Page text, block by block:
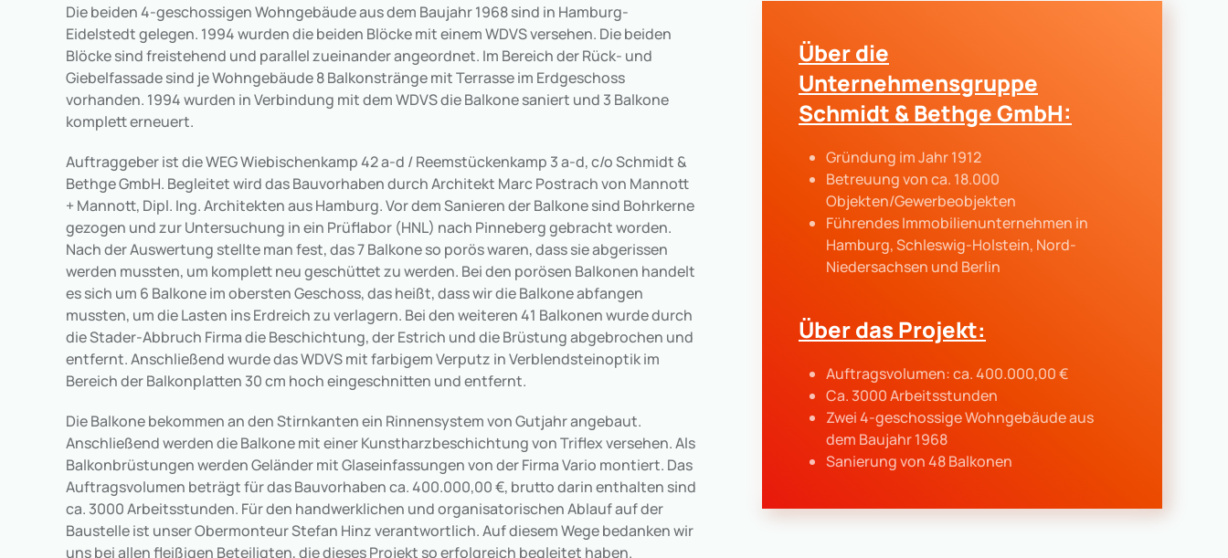
Die beiden 4-geschossigen Wohngebäude aus dem Baujahr 1968 sind in Hamburg-
Eidelstedt gelegen. 1994 wurden die beiden Blöcke mit einem WDVS versehen. Die beiden
Blöcke sind freistehend und parallel zueinander angeordnet. Im Bereich der Rück- und
Giebelfassade sind je Wohngebäude 8 Balkonstränge mit Terrasse im Erdgeschoss
vorhanden. 1994 wurden in Verbindung mit dem WDVS die Balkone saniert und 3 Balkone
komplett erneuert.
Auftraggeber ist die WEG Wiebischenkamp 42 a-d / Reemstückenkamp 3 a-d, c/o Schmidt &
Bethge GmbH. Begleitet wird das Bauvorhaben durch Architekt Marc Postrach von Mannott
+ Mannott, Dipl. Ing. Architekten aus Hamburg. Vor dem Sanieren der Balkone sind Bohrkerne
gezogen und zur Untersuchung in ein Prüflabor (HNL) nach Pinneberg gebracht worden.
Nach der Auswertung stellte man fest, das 7 Balkone so porös waren, dass sie abgerissen
werden mussten, um komplett neu geschüttet zu werden. Bei den porösen Balkonen handelt
es sich um 6 Balkone im obersten Geschoss, das heißt, dass wir die Balkone abfangen
mussten, um die Lasten ins Erdreich zu verlagern. Bei den weiteren 41 Balkonen wurde durch
die Stader-Abbruch Firma die Beschichtung, der Estrich und die Brüstung abgebrochen und
entfernt. Anschließend wurde das WDVS mit farbigem Verputz in Verblendsteinoptik im
Bereich der Balkonplatten 30 cm hoch eingeschnitten und entfernt.
Die Balkone bekommen an den Stirnkanten ein Rinnensystem von Gutjahr angebaut.
Anschließend werden die Balkone mit einer Kunstharzbeschichtung von Triflex versehen. Als
Balkonbrüstungen werden Geländer mit Glaseinfassungen von der Firma Vario montiert. Das
Auftragsvolumen beträgt für das Bauvorhaben ca. 400.000,00 €, brutto darin enthalten sind
ca. 3000 Arbeitsstunden. Für den handwerklichen und organisatorischen Ablauf auf der
Baustelle ist unser Obermonteur Stefan Hinz verantwortlich. Auf diesem Wege bedanken wir
uns bei allen fleißigen Beteiligten, die dieses Projekt so erfolgreich begleitet haben.
Über die
Unternehmensgruppe
Schmidt & Bethge GmbH:
Gründung im Jahr 1912
Betreuung von ca. 18.000
Objekten/Gewerbeobjekten
Führendes Immobilienunternehmen in
Hamburg, Schleswig-Holstein, Nord-
Niedersachsen und Berlin
Über das Projekt:
Auftragsvolumen: ca. 400.000,00 €
Ca. 3000 Arbeitsstunden
Zwei 4-geschossige Wohngebäude aus
dem Baujahr 1968
Sanierung von 48 Balkonen